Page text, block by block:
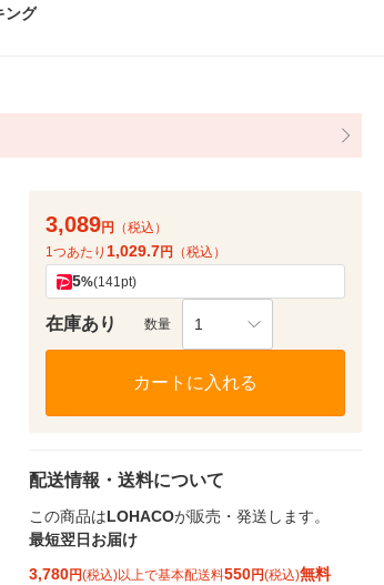
ング
3,089円
（税込）
1つあたり 1,029.7円 （税込）
5%(141pt)
在庫あり 数量 1
カートに入れる
配送情報・送料について
この商品はLOHACOが販売・発送します。
最短翌日お届け
3,780円(税込)以上で基本配送料550円(税込)無料